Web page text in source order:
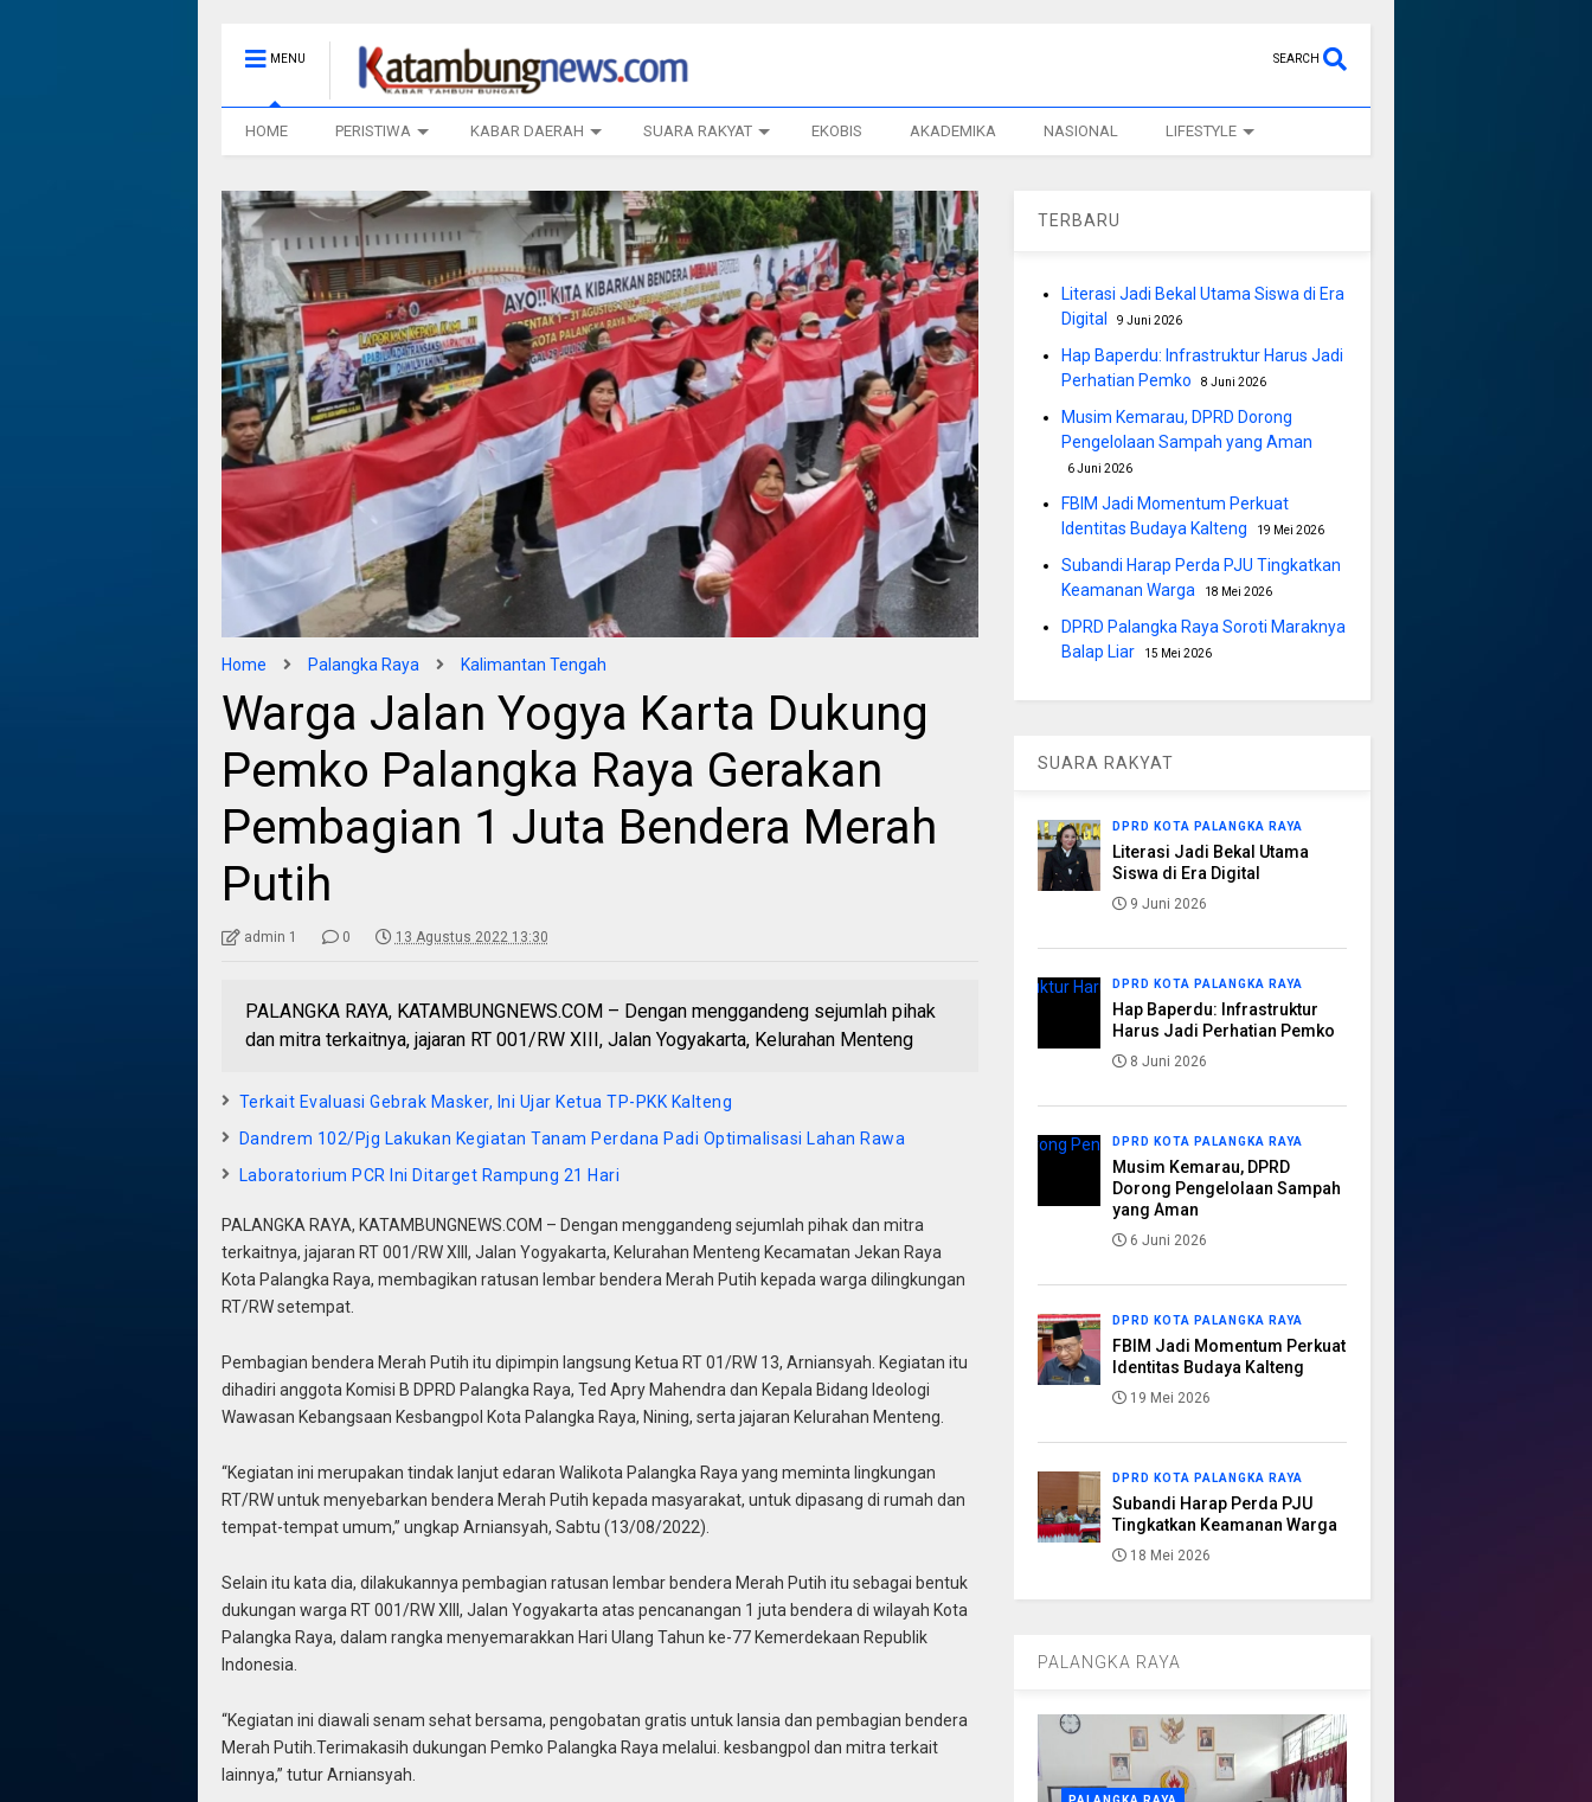
MENU SEARCH
HOME PERISTIWA KABAR DAERAH SUARA RAKYAT EKOBIS AKADEMIKA NASIONAL LIFESTYLE
Home Palangka Raya Kalimantan Tengah
Warga Jalan Yogya Karta Dukung
Pemko Palangka Raya Gerakan
Pembagian 1 Juta Bendera Merah
Putih
admin 1 0 13 Agustus 2022 13:30
PALANGKA RAYA, KATAMBUNGNEWS.COM – Dengan menggandeng sejumlah pihak
dan mitra terkaitnya, jajaran RT 001/RW XIII, Jalan Yogyakarta, Kelurahan Menteng
Terkait Evaluasi Gebrak Masker, Ini Ujar Ketua TP-PKK Kalteng
Dandrem 102/Pjg Lakukan Kegiatan Tanam Perdana Padi Optimalisasi Lahan Rawa
Laboratorium PCR Ini Ditarget Rampung 21 Hari
PALANGKA RAYA, KATAMBUNGNEWS.COM – Dengan menggandeng sejumlah pihak dan mitra
terkaitnya, jajaran RT 001/RW XIII, Jalan Yogyakarta, Kelurahan Menteng Kecamatan Jekan Raya
Kota Palangka Raya, membagikan ratusan lembar bendera Merah Putih kepada warga dilingkungan
RT/RW setempat.
Pembagian bendera Merah Putih itu dipimpin langsung Ketua RT 01/RW 13, Arniansyah. Kegiatan itu
dihadiri anggota Komisi B DPRD Palangka Raya, Ted Apry Mahendra dan Kepala Bidang Ideologi
Wawasan Kebangsaan Kesbangpol Kota Palangka Raya, Nining, serta jajaran Kelurahan Menteng.
“Kegiatan ini merupakan tindak lanjut edaran Walikota Palangka Raya yang meminta lingkungan
RT/RW untuk menyebarkan bendera Merah Putih kepada masyarakat, untuk dipasang di rumah dan
tempat-tempat umum,” ungkap Arniansyah, Sabtu (13/08/2022).
Selain itu kata dia, dilakukannya pembagian ratusan lembar bendera Merah Putih itu sebagai bentuk
dukungan warga RT 001/RW XIII, Jalan Yogyakarta atas pencanangan 1 juta bendera di wilayah Kota
Palangka Raya, dalam rangka menyemarakkan Hari Ulang Tahun ke-77 Kemerdekaan Republik
Indonesia.
“Kegiatan ini diawali senam sehat bersama, pengobatan gratis untuk lansia dan pembagian bendera
Merah Putih.Terimakasih dukungan Pemko Palangka Raya melalui. kesbangpol dan mitra terkait
lainnya,” tutur Arniansyah.
TERBARU
Literasi Jadi Bekal Utama Siswa di Era
Digital
9 Juni 2026
Hap Baperdu: Infrastruktur Harus Jadi
Perhatian Pemko
8 Juni 2026
Musim Kemarau, DPRD Dorong
Pengelolaan Sampah yang Aman
6 Juni 2026
FBIM Jadi Momentum Perkuat
Identitas Budaya Kalteng
19 Mei 2026
Subandi Harap Perda PJU Tingkatkan
Keamanan Warga
18 Mei 2026
DPRD Palangka Raya Soroti Maraknya
Balap Liar
15 Mei 2026
SUARA RAKYAT
DPRD KOTA PALANGKA RAYA
Literasi Jadi Bekal Utama
Siswa di Era Digital
9 Juni 2026
DPRD KOTA PALANGKA RAYA
Hap Baperdu: Infrastruktur
Harus Jadi Perhatian Pemko
8 Juni 2026
DPRD KOTA PALANGKA RAYA
Musim Kemarau, DPRD
Dorong Pengelolaan Sampah
yang Aman
6 Juni 2026
DPRD KOTA PALANGKA RAYA
FBIM Jadi Momentum Perkuat
Identitas Budaya Kalteng
19 Mei 2026
DPRD KOTA PALANGKA RAYA
Subandi Harap Perda PJU
Tingkatkan Keamanan Warga
18 Mei 2026
PALANGKA RAYA